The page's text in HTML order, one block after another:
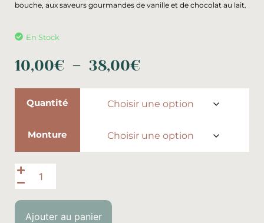
bouche, aux saveurs gourmandes de vanille et de chocolat au lait.
En Stock
10,00€ – 38,00€
Quantité
Monture
Ajouter au panier